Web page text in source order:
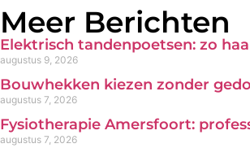
Meer Berichten
Elektrisch tandenpoetsen: zo
augustus 9, 2026
Bouwhekken kiezen zonder
augustus 7, 2026
Fysiotherapie Amersfoort:
augustus 7, 2026